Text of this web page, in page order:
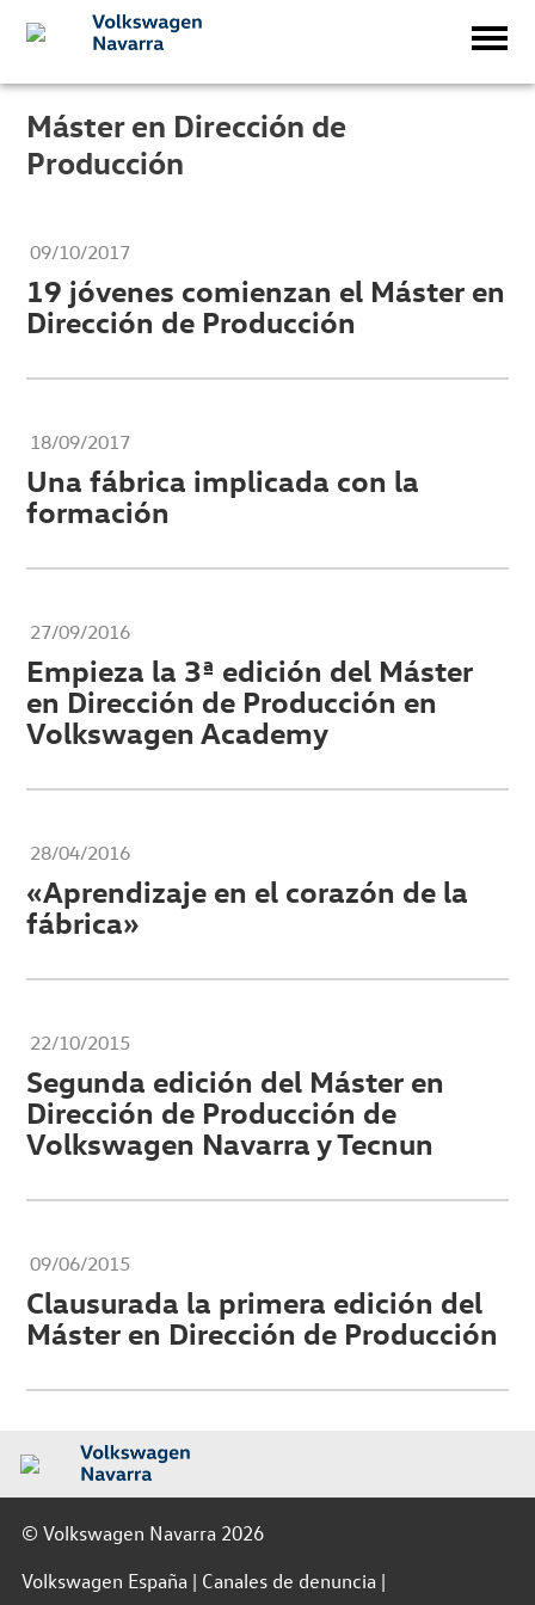
Máster en Dirección de
Producción
09/10/2017
19 jóvenes comienzan el Máster en
Dirección de Producción
18/09/2017
Una fábrica implicada con la
formación
27/09/2016
Empieza la 3ª edición del Máster
en Dirección de Producción en
Volkswagen Academy
28/04/2016
«Aprendizaje en el corazón de la
fábrica»
22/10/2015
Segunda edición del Máster en
Dirección de Producción de
Volkswagen Navarra y Tecnun
09/06/2015
Clausurada la primera edición del
Máster en Dirección de Producción
© Volkswagen Navarra 2026
Volkswagen España
Canales de denuncia